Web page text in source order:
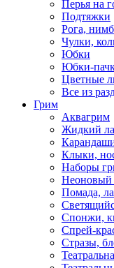
Перья на
Подтяжки
Рога,
Чулки,
Юбки
Юбки-
Цветные
Все из
Грим
Аквагрим
Жидкий
Клыки,
Наборы
Неоновый
Помада,
Спонжи,
Спрей-
Стразы,